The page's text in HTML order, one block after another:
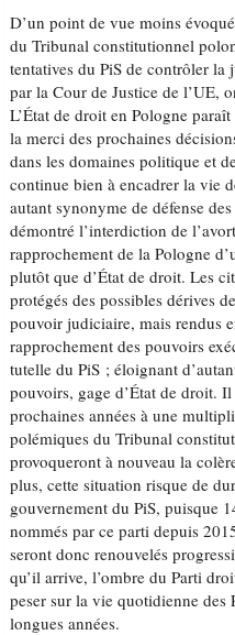
D’un point de vue moins
du Tribunal constitutionnel
tentatives du PiS de contrôler la
par la Cour de Justice de l’UE,
L’État de droit en Pologne
la merci des prochaines
dans les domaines politique et
continue bien à encadrer la vie
autant synonyme de défense
démontré l’interdiction de
rapprochement de la Pologne
plutôt que d’État de droit. Les
protégés des possibles dérives
pouvoir judiciaire, mais rendus
rapprochement des pouvoirs
tutelle du PiS ; éloignant
pouvoirs, gage d’État de droit.
prochaines années à une
polémiques du Tribunal
provoqueront à nouveau la
plus, cette situation risque de
gouvernement du PiS, puisque
nommés par ce parti depuis
seront donc renouvelés
qu’il arrive, l’ombre du Parti
peser sur la vie quotidienne des
longues années.